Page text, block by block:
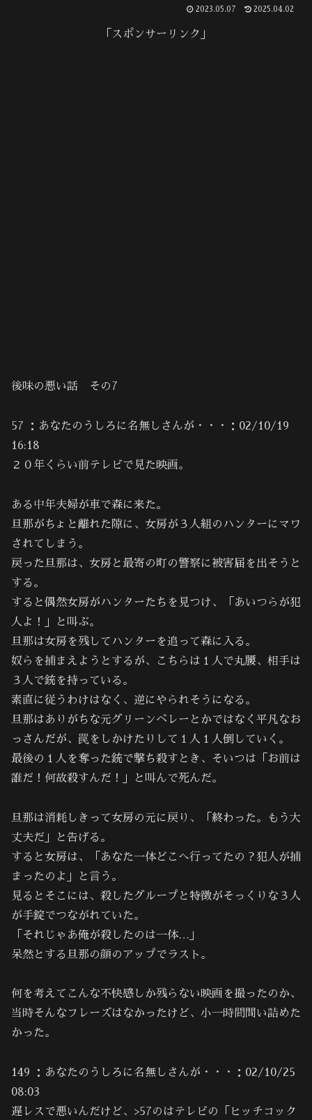
2023.05.07 2025.04.02
「スポンサーリンク」
後味の悪い話 その7
57 ：あなたのうしろに名無しさんが・・・：02/10/19
16:18
２０年くらい前テレビで見た映画。
ある中年夫婦が車で森に来た。
旦那がちょと離れた隙に、女房が３人組のハンターにマワ
されてしまう。
戻った旦那は、女房と最寄の町の警察に被害届を出そうと
する。
すると偶然女房がハンターたちを見つけ、「あいつらが犯
人よ！」と叫ぶ。
旦那は女房を残してハンターを追って森に入る。
奴らを捕まえようとするが、こちらは１人で丸腰、相手は
３人で銃を持っている。
素直に従うわけはなく、逆にやられそうになる。
旦那はありがちな元グリーンベレーとかではなく平凡なお
っさんだが、罠をしかけたりして１人１人倒していく。
最後の１人を奪った銃で撃ち殺すとき、そいつは「お前は
誰だ！何故殺すんだ！」と叫んで死んだ。
旦那は消耗しきって女房の元に戻り、「終わった。もう大
丈夫だ」と告げる。
すると女房は、「あなた一体どこへ行ってたの？犯人が捕
まったのよ」と言う。
見るとそこには、殺したグループと特徴がそっくりな３人
が手錠でつながれていた。
「それじゃあ俺が殺したのは一体…」
呆然とする旦那の顔のアップでラスト。
何を考えてこんな不快感しか残らない映画を撮ったのか、
当時そんなフレーズはなかったけど、小一時間問い詰めた
かった。
149 ：あなたのうしろに名無しさんが・・・：02/10/25
08:03
遅レスで悪いんだけど、>57のはテレビの「ヒッチコック